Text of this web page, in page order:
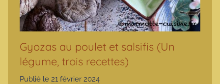
Gyozas au poulet et salsifis (Un
légume, trois recettes)
Publié le 21 février 2024